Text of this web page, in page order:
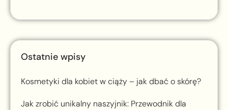
Ostatnie wpisy
Kosmetyki dla kobiet w ciąży – jak dbać o skórę?
Jak zrobić unikalny naszyjnik: Przewodnik dla